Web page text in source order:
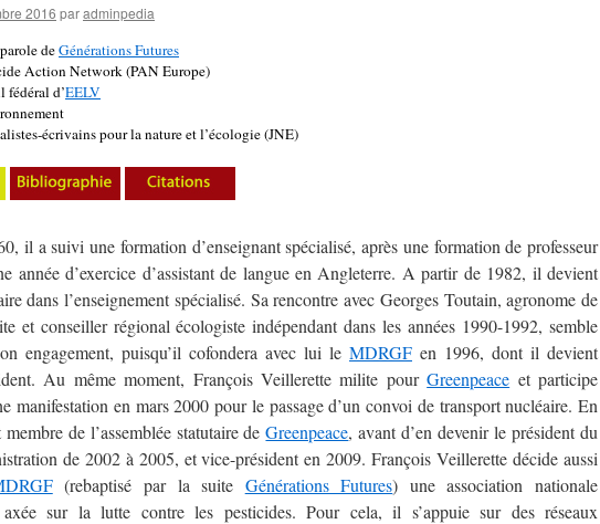
2016 paradminpedia
deGénérations Futures
Action Network (PAN Europe)
fédéral d’EELV
écrivains pour la nature et l’écologie (JNE)
il a suivi une formation d’enseignant spécialisé, après une formation de professeur
année d’exercice d’assistant de langue en Angleterre. A partir de 1982, il devient
dans l’enseignement spécialisé. Sa rencontre avec Georges Toutain, agronome de
et conseiller régional écologiste indépendant dans les années 1990-1992, semble
engagement, puisqu’il cofondera avec lui le MDRGF en 1996, dont il devient
Au même moment, François Veillerette milite pourGreenpeace et participe
manifestation en mars 2000 pour le passage d’un convoi de transport nucléaire. En
de l’assemblée statutaire deGreenpeace, avant d’en devenir le président du
de 2002 à 2005, et vice-président en 2009. François Veillerette décide aussi
(rebaptisé par la suite Générations Futures) une association nationale
axée sur la lutte contre les pesticides. Pour cela, il s’appuie sur des réseaux